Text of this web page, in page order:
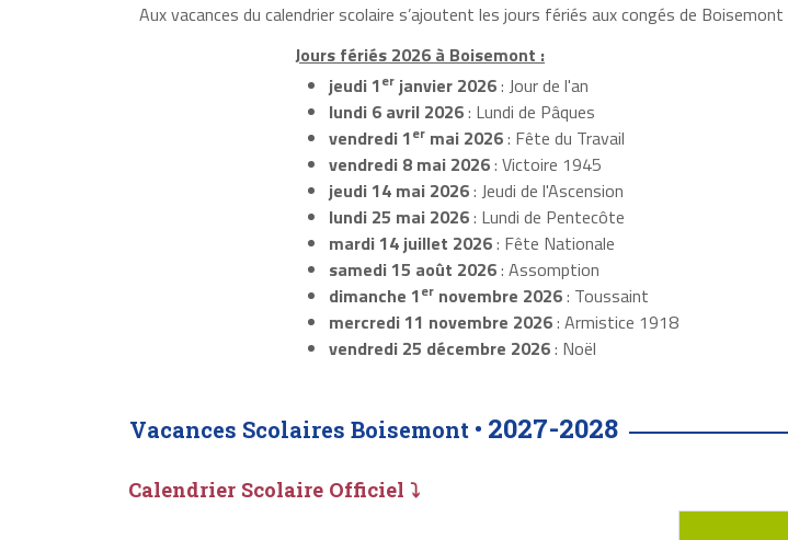
Aux vacances du calendrier scolaire s’ajoutent les jours fériés aux congés de
Jours fériés 2026 à Boisemont :
jeudi 1erjanvier 2026: Jour de l'an
lundi 6 avril 2026: Lundi de Pâques
vendredi 1ermai 2026: Fête du Travail
vendredi 8 mai 2026: Victoire 1945
jeudi 14 mai 2026: Jeudi de l'Ascension
lundi 25 mai 2026: Lundi de Pentecôte
mardi 14 juillet 2026: Fête Nationale
samedi 15 août 2026: Assomption
dimanche 1ernovembre 2026: Toussaint
mercredi 11 novembre 2026: Armistice 1918
vendredi 25 décembre 2026: Noël
Vacances Scolaires Boisemont • 2027-2028
Calendrier Scolaire Officiel ⤵